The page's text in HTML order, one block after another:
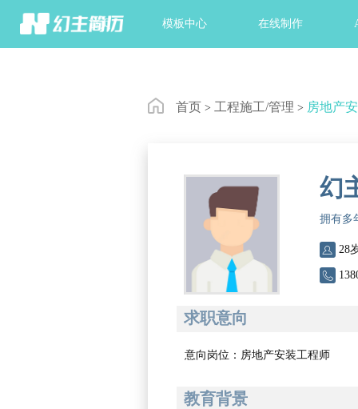
首页 模板中心 在线制作
首页 > 工程施工/管理 > 房地产
幻
拥有多
 28

求职意向
意向岗位：房地产安装工程师
教育背景